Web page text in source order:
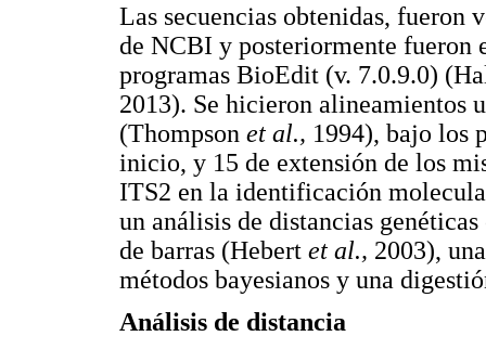
Las secuencias obtenidas,
de NCBI y posteriormente fueron
programas BioEdit (v. 7.0.9.0)
2013). Se hicieron
(Thompson et al., 1994), bajo los
inicio, y 15 de extensión de los
ITS2 en la identificación
un análisis de distancias
de barras (Hebert et al., 2003),
métodos bayesianos y una
Análisis de distancia